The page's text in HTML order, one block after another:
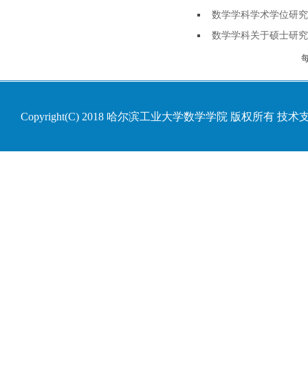
数学学科学术学位研
数学学科关于硕士研
Copyright(C) 2018 哈尔滨工业大学数学学院 版权所有 技